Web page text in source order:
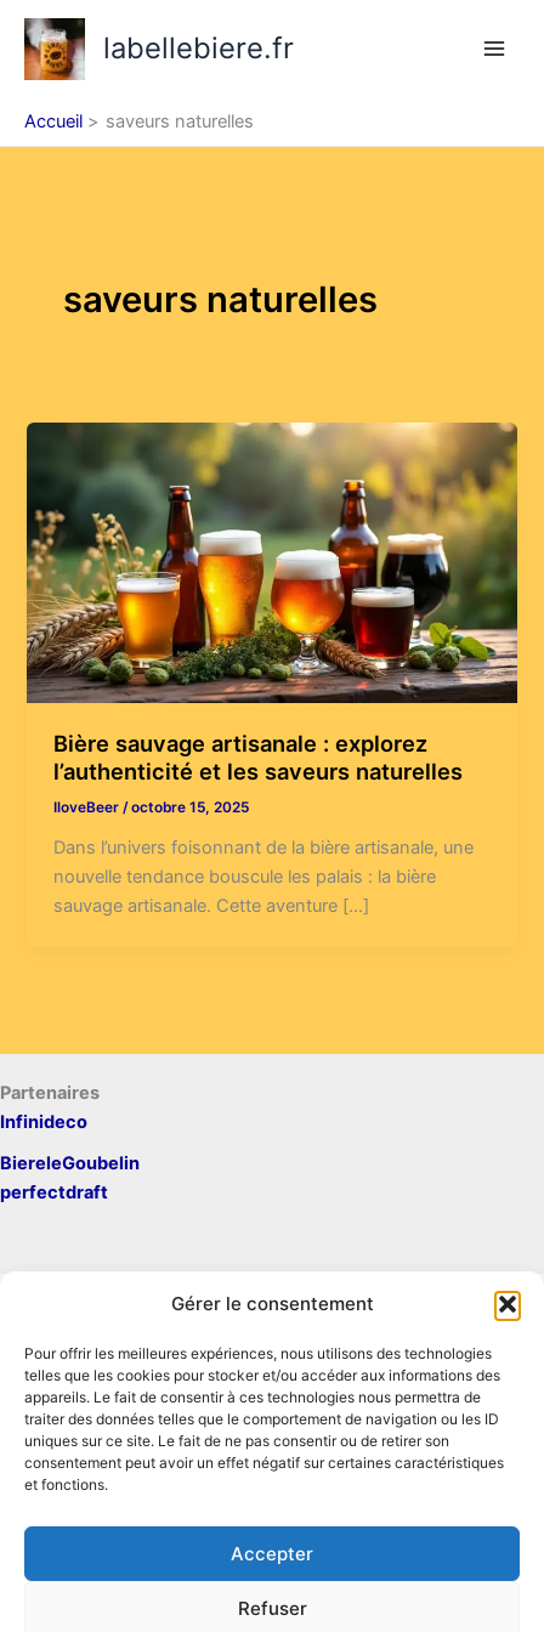
Gérer le consentement
Pour offrir les meilleures expériences, nous utilisons des technologies
telles que les cookies pour stocker et/ou accéder aux informations des
appareils. Le fait de consentir à ces technologies nous permettra de
traiter des données telles que le comportement de navigation ou les ID
uniques sur ce site. Le fait de ne pas consentir ou de retirer son
consentement peut avoir un effet négatif sur certaines caractéristiques
et fonctions.
Accepter
Refuser
Aller
contenu
labellebiere.fr
Accueil saveurs naturelles
saveurs naturelles
Bière sauvage artisanale : explorez
l’authenticité et les saveurs naturelles
IloveBeer/octobre 15, 2025
Dans l’univers foisonnant de la bière artisanale, une
nouvelle tendance bouscule les palais : la bière
sauvage artisanale. Cette aventure […]
Partenaires
Infinideco
BiereleGoubelin
perfectdraft
Mentions légales
Contact
Conditions générales d'utilisation
Conditions générales de vente
Politique de cookies